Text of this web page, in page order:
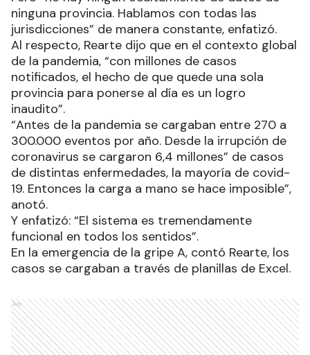
ninguna provincia. Hablamos con todas las
jurisdicciones” de manera constante, enfatizó.
Al respecto, Rearte dijo que en el contexto global
de la pandemia, “con millones de casos
notificados, el hecho de que quede una sola
provincia para ponerse al día es un logro
inaudito”.
“Antes de la pandemia se cargaban entre 270 a
300.000 eventos por año. Desde la irrupción de
coronavirus se cargaron 6,4 millones” de casos
de distintas enfermedades, la mayoría de covid-
19. Entonces la carga a mano se hace imposible”,
anotó.
Y enfatizó: “El sistema es tremendamente
funcional en todos los sentidos”.
En la emergencia de la gripe A, contó Rearte, los
casos se cargaban a través de planillas de Excel.
Ads